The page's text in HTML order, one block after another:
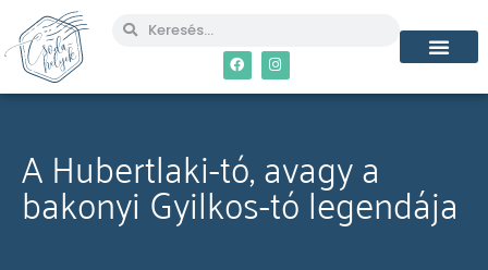
A Hubertlaki-tó, avagy a
bakonyi Gyilkos-tó legendája